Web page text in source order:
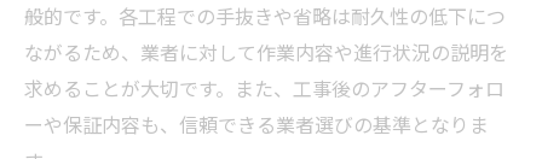
リフォームが支える耐久性重視の塗装工事
リフォーム視点の塗装工事で家を守る工夫
耐久性を重視したリフォーム塗装工事の選
般的です。各工程での手抜きや省略は耐久性の低下につ
ながるため、業者に対して作業内容や進行状況の説明を
求めることが大切です。また、工事後のアフターフォロ
ーや保証内容も、信頼できる業者選びの基準となりま